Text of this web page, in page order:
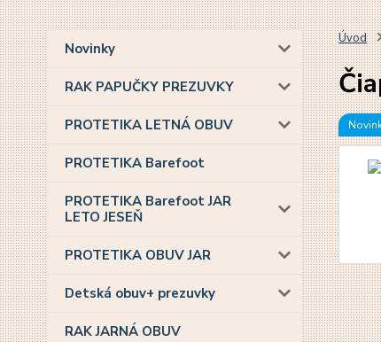
Novinky
RAK PAPUČKY PREZUVKY
PROTETIKA LETNÁ OBUV
PROTETIKA Barefoot
PROTETIKA Barefoot JAR
LETO JESEŇ
PROTETIKA OBUV JAR
Detská obuv+ prezuvky
RAK JARNÁ OBUV
Úvod